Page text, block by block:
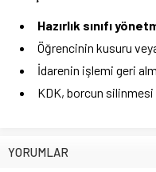
Hazırlık sınıfı
Öğrencinin kusuru veya
İdarenin işlemi geri
KDK, borcun
YORUMLAR